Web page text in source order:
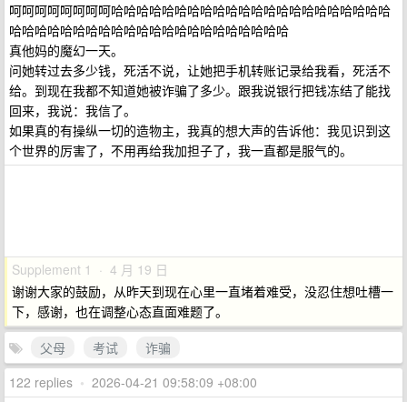
呵呵呵呵呵呵呵呵哈哈哈哈哈哈哈哈哈哈哈哈哈哈哈哈哈哈哈哈哈哈
哈哈哈哈哈哈哈哈哈哈哈哈哈哈哈哈哈哈哈哈哈哈
真他妈的魔幻一天。
问她转过去多少钱，死活不说，让她把手机转账记录给我看，死活不
给。到现在我都不知道她被诈骗了多少。跟我说银行把钱冻结了能找
回来，我说：我信了。
如果真的有操纵一切的造物主，我真的想大声的告诉他：我见识到这
个世界的厉害了，不用再给我加担子了，我一直都是服气的。
Supplement 1 · 4 月 19 日
谢谢大家的鼓励，从昨天到现在心里一直堵着难受，没忍住想吐槽一
下，感谢，也在调整心态直面难题了。
父母
考试
诈骗
122 replies • 2026-04-21 09:58:09 +08:00